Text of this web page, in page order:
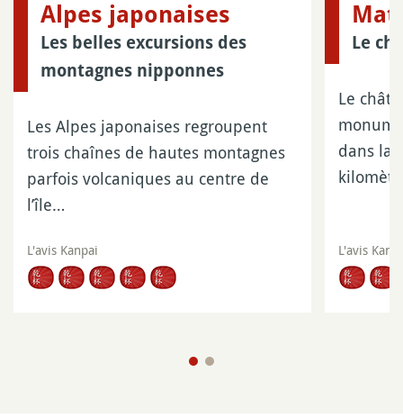
Alpes japonaises
Les belles excursions des
montagnes nipponnes
Les Alpes japonaises regroupent
trois chaînes de hautes montagnes
parfois volcaniques au centre de
l’île…
L'avis Kanpai
Le
Le
dans la
L'avis